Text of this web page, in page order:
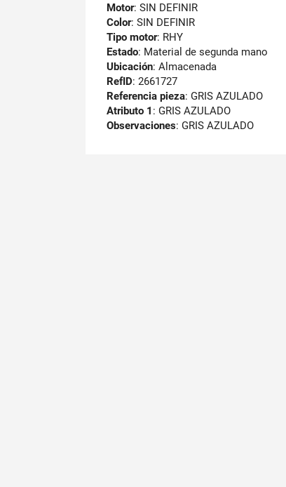
Motor: SIN DEFINIR
Color: SIN DEFINIR
Tipo motor: RHY
Estado: Material de segunda mano
Ubicación: Almacenada
RefID: 2661727
Referencia pieza: GRIS AZULADO
Atributo 1 : GRIS AZULADO
Observaciones: GRIS AZULADO